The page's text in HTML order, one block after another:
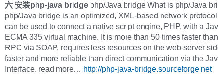
六 安装php-java bridge php/Java bridge What is php/Java
php/Java bridge is an optimized, XML-based network
can be used to connect a native script engine, PHP, with a
ECMA 335 virtual machine. It is more than 50 times faster
RPC via SOAP, requires less resources on the web-server
faster and more reliable than direct communication via the
Interface. read more… http://php-java-bridge.sourceforge.net